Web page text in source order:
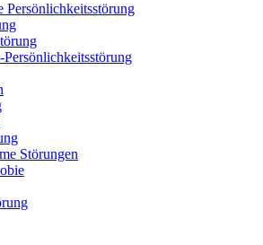
Persönlichkeitsstörung
Störungen